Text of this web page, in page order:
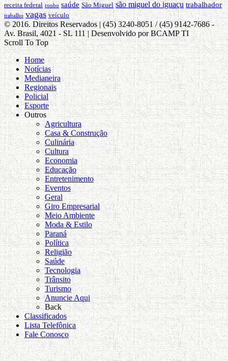
receita federal roubo saúde São Miguel são miguel do iguaçu trabalhador
trabalho vagas veículo
© 2016. Direitos Reservados | (45) 3240-8051 / (45) 9142-7686 -
Av. Brasil, 4021 - SL 111 | Desenvolvido por BCAMP TI
Scroll To Top
Home
Notícias
Medianeira
Regionais
Policial
Esporte
Outros
Agricultura
Casa & Construção
Culinária
Cultura
Economia
Educação
Entretenimento
Eventos
Geral
Giro Empresarial
Meio Ambiente
Moda & Estilo
Paraná
Política
Religião
Saúde
Tecnologia
Trânsito
Turismo
Anuncie Aqui
Back
Classificados
Lista Telefônica
Fale Conosco